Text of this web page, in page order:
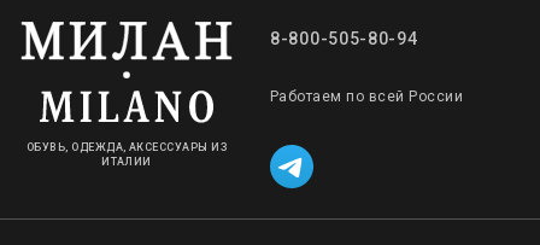
ОБУВЬ, ОДЕЖДА, АКСЕССУАРЫ ИЗ
ИТАЛИИ
8-800-505-80-94
Работаем по всей России